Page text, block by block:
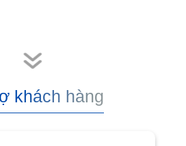
khách hàng